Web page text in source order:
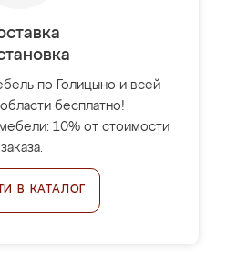
по Голицыно и всей
бесплатно!
10% от стоимости
заказа.
В КАТАЛОГ